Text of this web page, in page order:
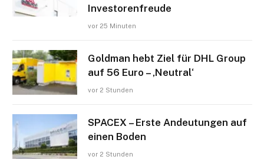
Investorenfreude
vor 25 Minuten
Goldman hebt Ziel für DHL Group
auf 56 Euro – ‚Neutral‘
vor 2 Stunden
SPACEX – Erste Andeutungen auf
einen Boden
vor 2 Stunden